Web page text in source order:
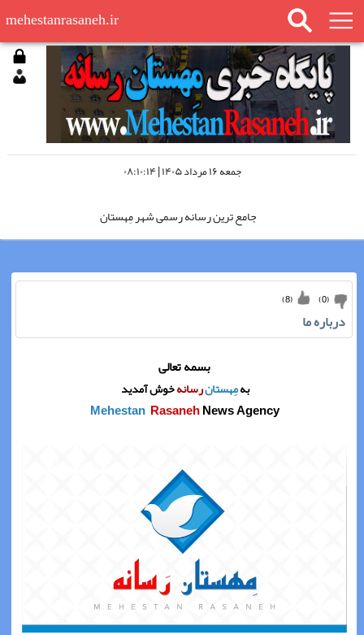
mehestanrasaneh.ir
جمعه ۱۶ مرداد ۱۴۰۵ | ۰۸:۱۰:۱۴
جامع ترین رسانه رسمی شهر مِهستان
(
8
) (
0
)
درباره ما
بسمه تعالی
بهمِهستانرسانهخوش آمدید
Mehestan RasanehNews Agency